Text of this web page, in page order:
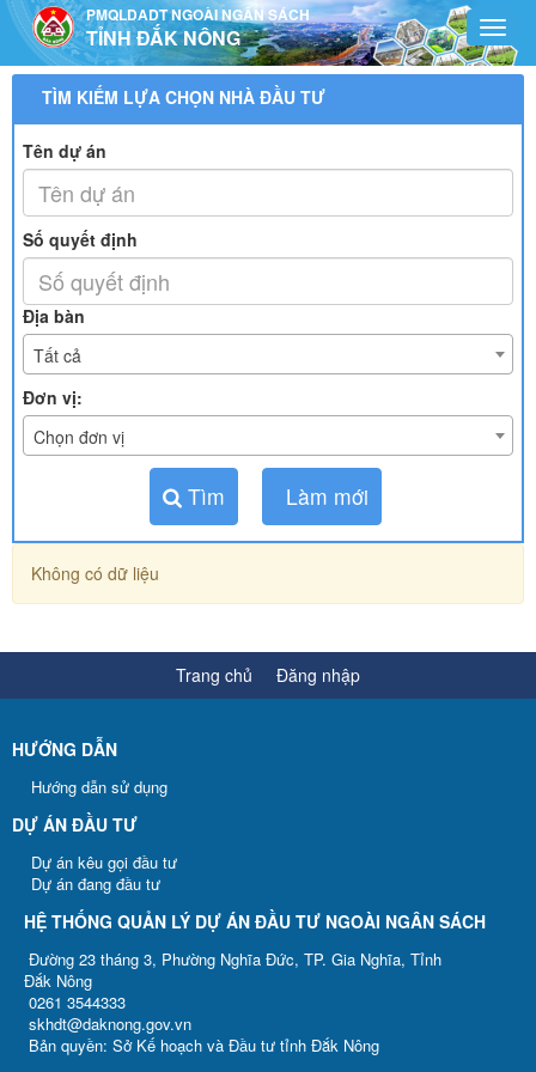
Truy cập nội dung luôn
PMQLDADT NGOÀI NGÂN SÁCH
TỈNH ĐẮK NÔNG
TÌM KIẾM LỰA CHỌN NHÀ ĐẦU TƯ
Tên dự án
Số quyết định
Địa bàn
Tất cả
Đơn vị:
Chọn đơn vị
Tìm Làm mới
Không có dữ liệu
Trang chủ Đăng nhập
HƯỚNG DẪN
Hướng dẫn sử dụng
DỰ ÁN ĐẦU TƯ
Dự án kêu gọi đầu tư
Dự án đang đầu tư
HỆ THỐNG QUẢN LÝ DỰ ÁN ĐẦU TƯ NGOÀI NGÂN SÁCH
Đường 23 tháng 3, Phường Nghĩa Đức, TP. Gia Nghĩa, Tỉnh
Đắk Nông
0261 3544333
skhdt@daknong.gov.vn
Bản quyền: Sở Kế hoạch và Đầu tư tỉnh Đắk Nông